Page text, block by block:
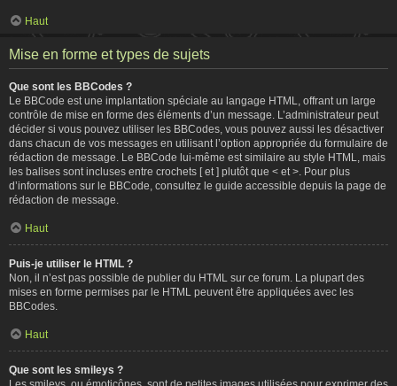
Haut
Mise en forme et types de sujets
Que sont les BBCodes ?
Le BBCode est une implantation spéciale au langage HTML, offrant un large
contrôle de mise en forme des éléments d’un message. L’administrateur peut
décider si vous pouvez utiliser les BBCodes, vous pouvez aussi les désactiver
dans chacun de vos messages en utilisant l’option appropriée du formulaire de
rédaction de message. Le BBCode lui-même est similaire au style HTML, mais
les balises sont incluses entre crochets [ et ] plutôt que < et >. Pour plus
d’informations sur le BBCode, consultez le guide accessible depuis la page de
rédaction de message.
Haut
Puis-je utiliser le HTML ?
Non, il n’est pas possible de publier du HTML sur ce forum. La plupart des
mises en forme permises par le HTML peuvent être appliquées avec les
BBCodes.
Haut
Que sont les smileys ?